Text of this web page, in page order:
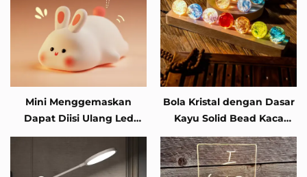
Mini Menggemaskan
Dapat Diisi Ulang Led
Sentuhan Lembut Silicone
Lampu Malam Untuk
Anak-Anak Kelinci Lampu
Bola Kristal dengan Dasar
Kayu Solid Bead Kaca
Berwarna Bintang
Bercahaya Lampu Malam
Seni Hadiah Liburan untuk